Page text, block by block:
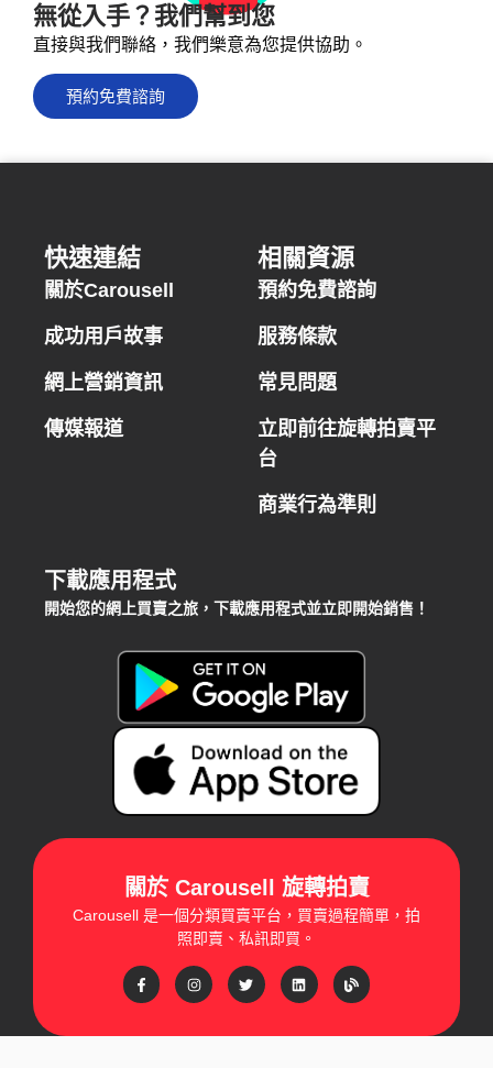
無從入手？我們幫到您
直接與我們聯絡，我們樂意為您提供協助。
預約免費諮詢
快速連結
關於Carousell
成功用戶故事
網上營銷資訊
傳媒報道
相關資源
預約免費諮詢
服務條款
常見問題
立即前往旋轉拍賣平
台
商業行為準則
關於 Carousell 旋轉拍賣
Carousell 是一個分類買賣平台，買賣過程簡單，拍
照即賣、私訊即買。
下載應用程式
開始您的網上買賣之旅，下載應用程式並立即開始銷售！